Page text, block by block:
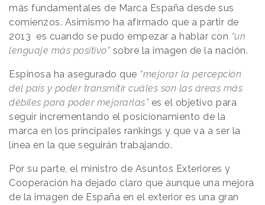
más fundamentales de Marca España desde sus
comienzos. Asimismo ha afirmado que a partir de
2013 es cuando se pudo empezar a hablar con “un
lenguaje más positivo” sobre la imagen de la nación.
Espinosa ha asegurado que “mejorar la percepción
del país y poder transmitir cuáles son las áreas más
débiles para poder mejorarlas”es el objetivo para
seguir incrementando el posicionamiento de la
marca en los principales rankings y que va a ser la
línea en la que seguirán trabajando.
Por su parte, el ministro de Asuntos Exteriores y
Cooperación ha dejado claro que aunque una mejora
de la imagen de España en el exterior es una gran